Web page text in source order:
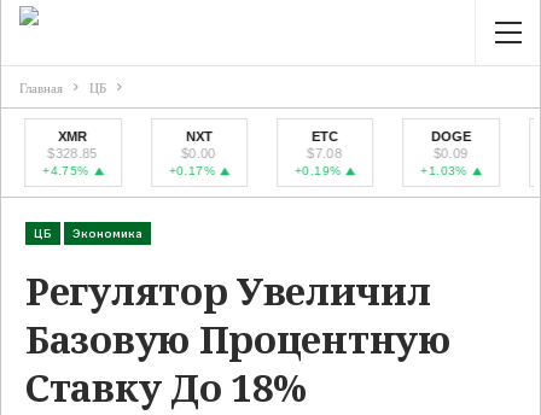
Главная ЦБ
XMR
$328.85
+4.75%
NXT
$0.00
+0.17%
ETC
$7.08
+0.19%
DOGE
$0.09
+1.03%
ЦБ Экономика
Регулятор Увеличил
Базовую Процентную
Ставку До 18%